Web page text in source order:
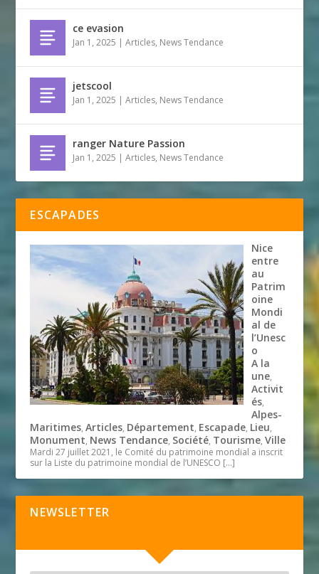
ce evasion
Jan 1, 2025 |Articles, News Tendance
jetscool
Jan 1, 2025 |Articles, News Tendance
ranger Nature Passion
Jan 1, 2025 |Articles, News Tendance
ESCAPADES
Nice
entre
au
Patrim
oine
Mondi
al de
l’Unesc
o
A la
une,
Activit
és,
Alpes-
Maritimes,Articles, Département, Escapade, Lieu,
Monument, News Tendance, Société, Tourisme,Ville
Mardi 27 juillet 2021, le Comité du patrimoine mondial a inscrit
sur la Liste du patrimoine mondial de l’UNESCO […]
NEWSLETTER